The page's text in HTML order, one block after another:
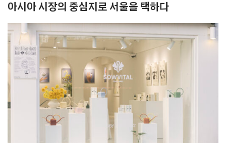
아시아 시장의 중심지로 서울을 택하다